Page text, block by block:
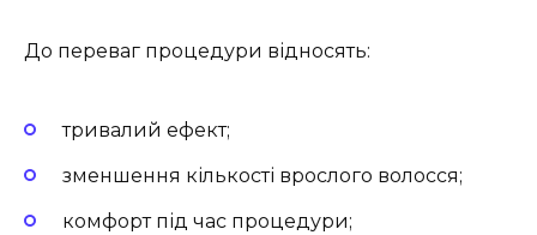
До переваг процедури відносять:
тривалий ефект;
зменшення кількості врослого волосся;
комфорт під час процедури;